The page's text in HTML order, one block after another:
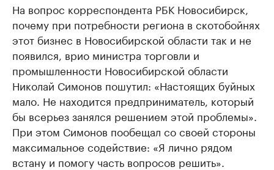
На вопрос корреспондента РБК Новосибирск,
почему при потребности региона в скотобойнях
этот бизнес в Новосибирской области так и не
появился, врио министра торговли и
промышленности Новосибирской области
Николай Симонов пошутил: «Настоящих буйных
мало. Не находится предприниматель, который
бы всерьез занялся решением этой проблемы».
При этом Симонов пообещал со своей стороны
максимальное содействие: «Я лично рядом
встану и помогу часть вопросов решить».